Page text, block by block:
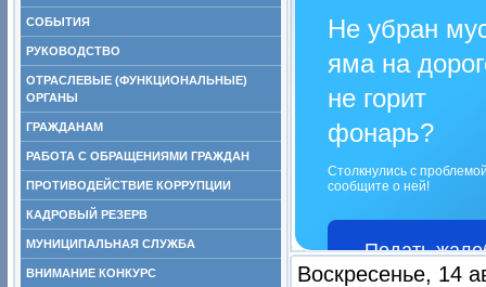
СОБЫТИЯ
РУКОВОДСТВО
ОТРАСЛЕВЫЕ (ФУНКЦИОНАЛЬНЫЕ)
ОРГАНЫ
ГРАЖДАНАМ
РАБОТА С ОБРАЩЕНИЯМИ ГРАЖДАН
ПРОТИВОДЕЙСТВИЕ КОРРУПЦИИ
КАДРОВЫЙ РЕЗЕРВ
МУНИЦИПАЛЬНАЯ СЛУЖБА
ВНИМАНИЕ КОНКУРС
Не убран
яма на
не горит
фонарь?
Столкнулись с
сообщите о ней!
Подать
Воскресенье, 14